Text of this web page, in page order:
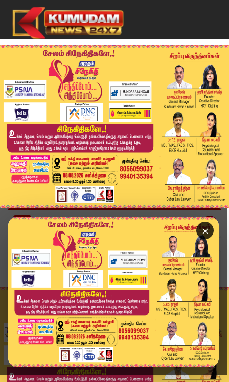
×
Home
வீடியோ ஸ்டோரி
திருப்பரங்குன்றம் விவகாரம் மக்களவையில் திமுக எம...